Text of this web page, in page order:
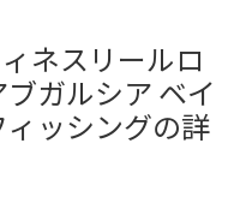
ネスリールロ
ガルシア ベイ
ィッシングの詳